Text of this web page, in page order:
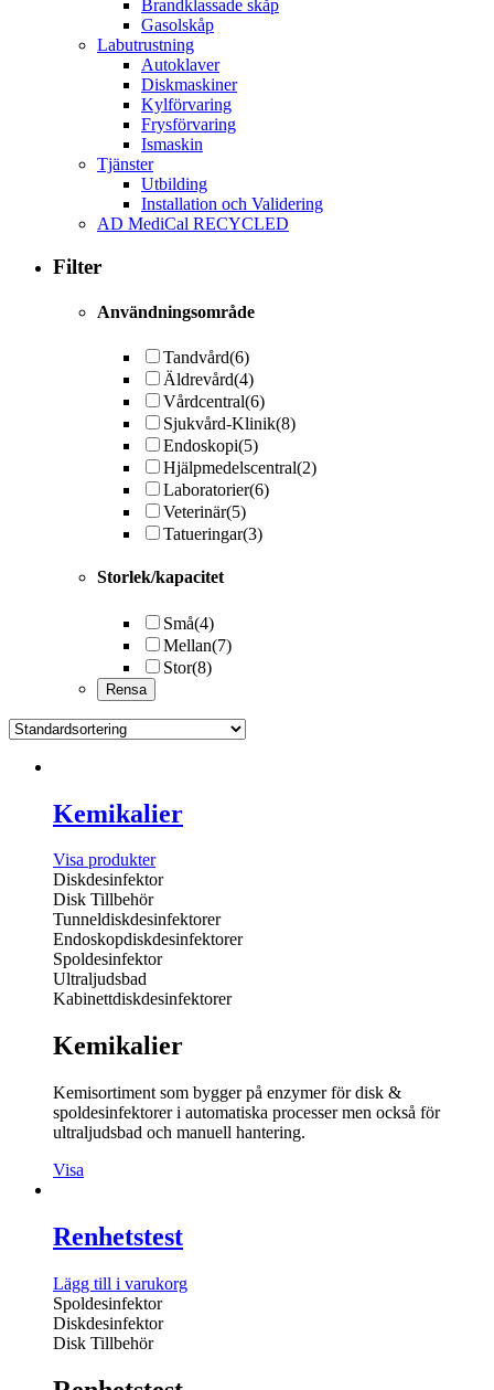
Brandklassade skåp
Gasolskåp
Labutrustning
Autoklaver
Diskmaskiner
Kylförvaring
Frysförvaring
Ismaskin
Tjänster
Utbilding
Installation och Validering
AD MediCal RECYCLED
Filter
Användningsområde
Tandvård(6)
Äldrevård(4)
Vårdcentral(6)
Sjukvård-Klinik(8)
Endoskopi(5)
Hjälpmedelscentral(2)
Laboratorier(6)
Veterinär(5)
Tatueringar(3)
Storlek/kapacitet
Små(4)
Mellan(7)
Stor(8)
Kemikalier
Visa produkter
Diskdesinfektor
Disk Tillbehör
Tunneldiskdesinfektorer
Endoskopdiskdesinfektorer
Spoldesinfektor
Ultraljudsbad
Kabinettdiskdesinfektorer
Kemikalier
Kemisortiment som bygger på enzymer för disk &
spoldesinfektorer i automatiska processer men också för
ultraljudsbad och manuell hantering.
Visa
Renhetstest
Lägg till i varukorg
Spoldesinfektor
Diskdesinfektor
Disk Tillbehör